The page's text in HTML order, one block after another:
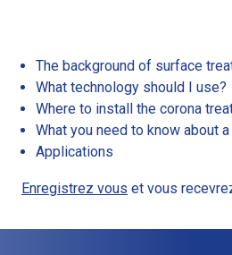
The background of surface
What technology should I use?
Where to install the corona
What you need to know about
Applications
Enregistrez vous et vous